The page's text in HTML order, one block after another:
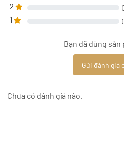
2
1
Bạn đã dùng sản
Gửi đánh giá
Chưa có đánh giá nào.